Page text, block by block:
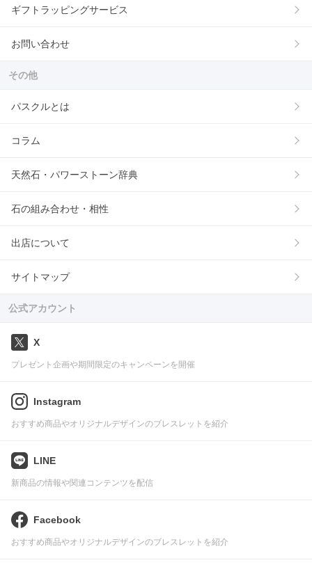
ギフトラッピングサービス
お問い合わせ
その他
パスクルとは
コラム
天然石・パワーストーン辞典
石の組み合わせ・相性
出店について
サイトマップ
公式アカウント
X
プレゼント企画や期間限定のキャンペーンを開催
Instagram
おすすめ商品やオリジナルデザインのブレスレットを紹介
LINE
新商品の情報や関連コンテンツを配信
Facebook
おすすめ商品やオリジナルデザインのブレスレットを紹介